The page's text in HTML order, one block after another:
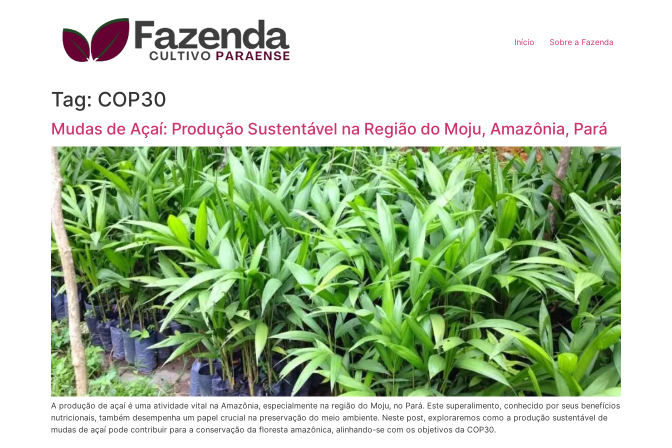
Início Sobre a Fazenda
Tag: COP30
Mudas de Açaí: Produção Sustentável na Região do Moju, Amazônia, Pará
A produção de açaí é uma atividade vital na Amazônia, especialmente na região do Moju, no Pará. Este superalimento, conhecido por seus benefícios
nutricionais, também desempenha um papel crucial na preservação do meio ambiente. Neste post, exploraremos como a produção sustentável de
mudas de açaí pode contribuir para a conservação da floresta amazônica, alinhando-se com os objetivos da COP30.